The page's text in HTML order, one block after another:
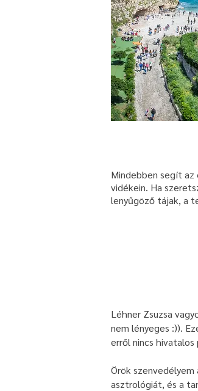
Mindebben segít az
vidékein. Ha
lenyűgöző tájak, a
Léhner Zsuzsa
nem lényeges :)).
erről nincs hivatalos
Örök
asztrológiát, és a